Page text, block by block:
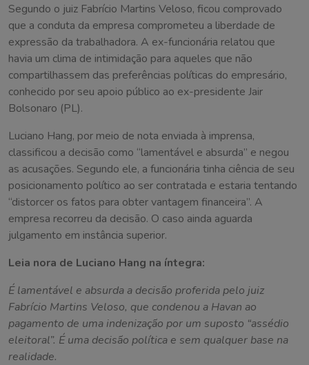
Segundo o juiz Fabrício Martins Veloso, ficou comprovado
que a conduta da empresa comprometeu a liberdade de
expressão da trabalhadora. A ex-funcionária relatou que
havia um clima de intimidação para aqueles que não
compartilhassem das preferências políticas do empresário,
conhecido por seu apoio público ao ex-presidente Jair
Bolsonaro (PL).
Luciano Hang, por meio de nota enviada à imprensa,
classificou a decisão como “lamentável e absurda” e negou
as acusações. Segundo ele, a funcionária tinha ciência de seu
posicionamento político ao ser contratada e estaria tentando
“distorcer os fatos para obter vantagem financeira”. A
empresa recorreu da decisão. O caso ainda aguarda
julgamento em instância superior.
Leia nora de Luciano Hang na íntegra:
É lamentável e absurda a decisão proferida pelo juiz
Fabrício Martins Veloso, que condenou a Havan ao
pagamento de uma indenização por um suposto “assédio
eleitoral”. É uma decisão política e sem qualquer base na
realidade.